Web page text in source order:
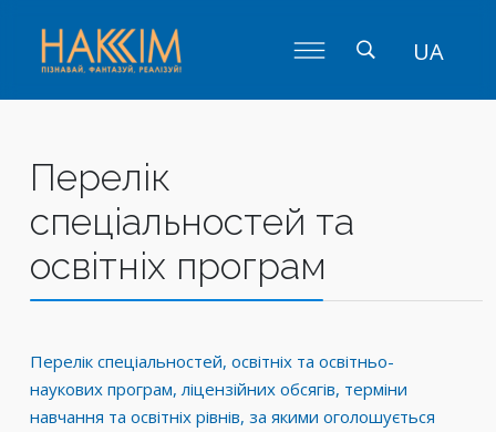
UA
Перелік
спеціальностей та
освітніх програм
Перелік спеціальностей, освітніх та освітньо-
наукових програм, ліцензійних обсягів, терміни
навчання та освітніх рівнів, за якими оголошується